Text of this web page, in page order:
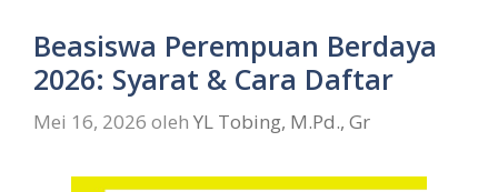
Beasiswa Perempuan Berdaya
2026: Syarat & Cara Daftar
Mei 16, 2026 oleh YL Tobing, M.Pd., Gr